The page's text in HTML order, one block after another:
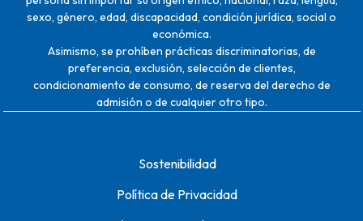
sexo, género, edad, discapacidad, condición jurídica, social o
económica.
Asimismo, se prohíben prácticas discriminatorias, de
preferencia, exclusión, selección de clientes,
condicionamiento de consumo, de reserva del derecho de
admisión o de cualquier otro tipo.
Sostenibilidad
Política de Privacidad